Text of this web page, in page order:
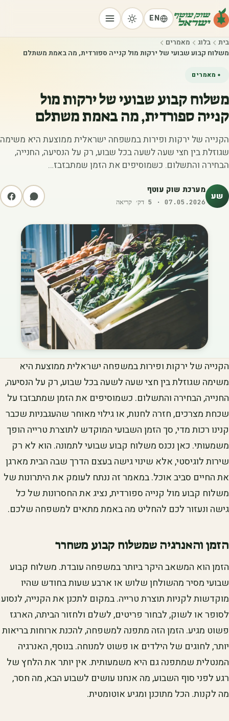
EN
בית בלוג
מאמרים
משלוח קבוע שבועי של ירקות מול קנייה ספורדית, מה באמת משתלם
מאמרים
משלוח קבוע שבועי של ירקות מול
קנייה ספורדית, מה באמת משתלם
הקנייה של ירקות ופירות במשפחה ישראלית ממוצעת היא משימה
שגוזלת בין חצי שעה לשעה בכל שבוע, רק על הנסיעה, החנייה,
הבחירה והתשלום. כשמוסיפים את הזמן שמתבזבז…
שע מערכת שוק עוטף
07.05.2026
·
5 דק׳ קריאה
הקנייה של ירקות ופירות במשפחה ישראלית ממוצעת היא
משימה שגוזלת בין חצי שעה לשעה בכל שבוע, רק על הנסיעה,
החנייה, הבחירה והתשלום. כשמוסיפים את הזמן שמתבזבז על
שכחת מצרכים, חזרה לחנות, או גילוי מאוחר שהעגבניות שכבר
קנינו רכות מדי, סך הזמן השבועי המוקדש לתוצרת טרייה הופך
משמעותי. כאן נכנס משלוח קבוע שבועי לתמונה. הוא לא רק
שירות לוגיסטי, אלא שינוי גישה בעצם הדרך שבה הבית מארגן
את החיים סביב אוכל. במאמר זה ננתח לעומק את היתרונות של
משלוח קבוע מול קנייה ספורדית, נציג את החסרונות של כל
גישה ונעזור לכם להחליט מה באמת מתאים למשפחה שלכם.
הזמן והאנרגיה שמשלוח קבוע משחרר
הזמן הוא המשאב היקר ביותר במשפחה עובדת. משלוח קבוע
שבועי מסיר מהשולחן שלוש או ארבע שעות בחודש שהיו
מוקדשות לקניות תוצרת טרייה. במקום לתכנן את הקנייה, לנסוע
לסופר או לשוק, לבחור פריטים, לשלם ולחזור הביתה, הארגז
פשוט מגיע. הזמן הזה מתפנה למשפחה, להכנת ארוחות בריאות
יותר, לחוגים של הילדים או פשוט למנוחה. בנוסף, האנרגיה
המנטלית שמתפנה גם היא משמעותית. אין יותר את הלחץ של
רגע לפני סוף השבוע, מה אנחנו עושים לשבוע הבא, מה חסר,
מה לקנות. הכל מתוכנן ומגיע אוטומטית.